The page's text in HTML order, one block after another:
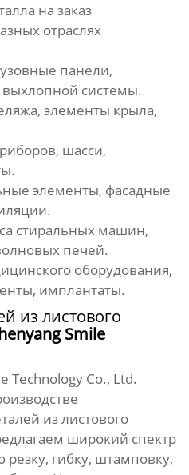
на заказ
отраслях
панели,
системы.
элементы крыла,
шасси,
элементы, фасадные
стиральных машин,
печей.
оборудования,
имплантаты.
из листового
Smile
Technology Co., Ltd.
из листового
широкий спектр
резку, гибку, штамповку,